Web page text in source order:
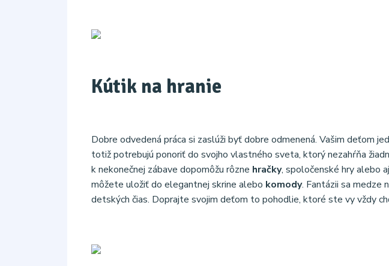
Kútik na hranie
Dobre odvedená práca si zaslúži byť dobre odmenená. Vašim deťom
totiž potrebujú ponoriť do svojho vlastného sveta, ktorý nezahŕňa
k nekonečnej zábave dopomôžu rôzne hračky, spoločenské hry alebo
môžete uložiť do elegantnej skrine alebo komody. Fantázii sa medze
detských čias. Doprajte svojim deťom to pohodlie, ktoré ste vy vždy